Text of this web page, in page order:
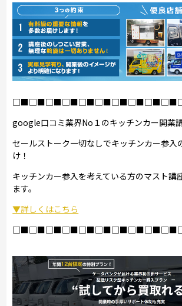
google口コミ業界No１のキッチンカー開業
セールストーク一切なしでキッチンカー参入
け！
キッチンカー参入を考えている方のマスト講
ます。
▼詳しくはこちら